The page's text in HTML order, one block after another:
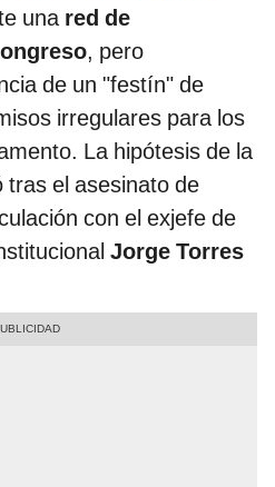
una red de
, pero
de un "festín" de
irregulares para los
La hipótesis de la
tras el asesinato de
con el exjefe de
Jorge Torres